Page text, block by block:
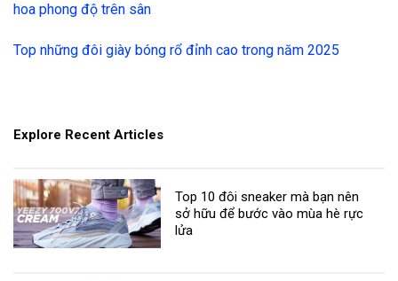
hoa phong độ trên sân
Top những đôi giày bóng rổ đỉnh cao trong năm 2025
Explore Recent Articles
Top 10 đôi sneaker mà bạn nên
sở hữu để bước vào mùa hè rực
lửa